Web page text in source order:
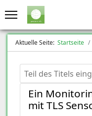
Aktuelle Seite: Startseite
Teil des Titels
Ein
mit TLS